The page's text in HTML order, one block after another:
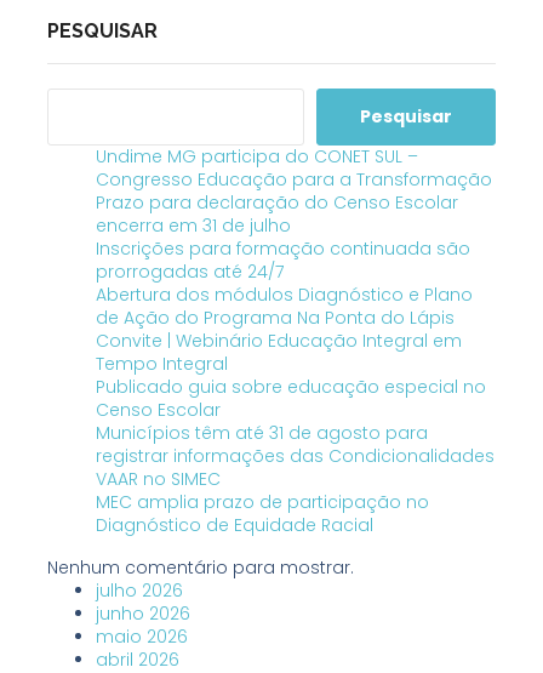
PESQUISAR
Pesquisar
Undime MG participa do CONET SUL –
Congresso Educação para a Transformação
Prazo para declaração do Censo Escolar
encerra em 31 de julho
Inscrições para formação continuada são
prorrogadas até 24/7
Abertura dos módulos Diagnóstico e Plano
de Ação do Programa Na Ponta do Lápis
Convite | Webinário Educação Integral em
Tempo Integral
Publicado guia sobre educação especial no
Censo Escolar
Municípios têm até 31 de agosto para
registrar informações das Condicionalidades
VAAR no SIMEC
MEC amplia prazo de participação no
Diagnóstico de Equidade Racial
Nenhum comentário para mostrar.
julho 2026
junho 2026
maio 2026
abril 2026